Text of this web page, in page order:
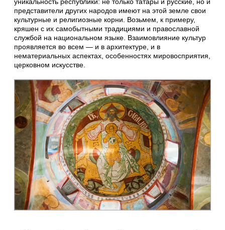
представители других народов имеют на этой земле свои
культурные и религиозные корни. Возьмем, к примеру,
кряшен с их самобытными традициями и православной
службой на национальном языке. Взаимовлияние культур
проявляется во всем — и в архитектуре, и в
нематериальных аспектах, особенностях мировосприятия,
церковном искусстве.